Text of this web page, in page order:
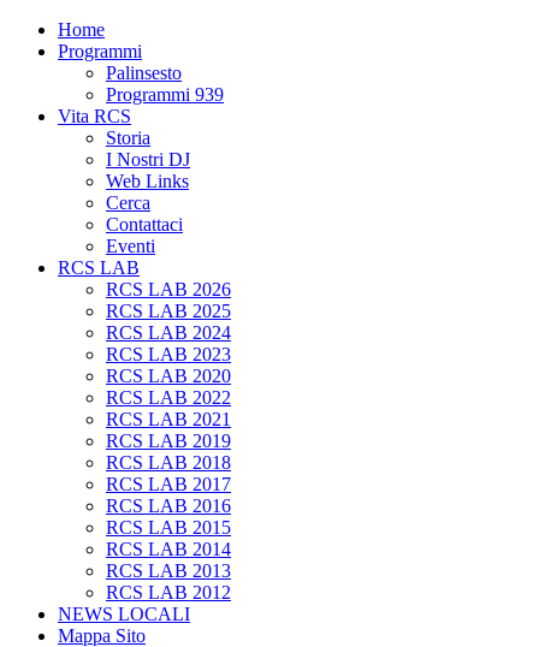
Home
Programmi
Palinsesto
Programmi 939
Vita RCS
Storia
I Nostri DJ
Web Links
Cerca
Contattaci
Eventi
RCS LAB
RCS LAB 2026
RCS LAB 2025
RCS LAB 2024
RCS LAB 2023
RCS LAB 2020
RCS LAB 2022
RCS LAB 2021
RCS LAB 2019
RCS LAB 2018
RCS LAB 2017
RCS LAB 2016
RCS LAB 2015
RCS LAB 2014
RCS LAB 2013
RCS LAB 2012
NEWS LOCALI
Mappa Sito